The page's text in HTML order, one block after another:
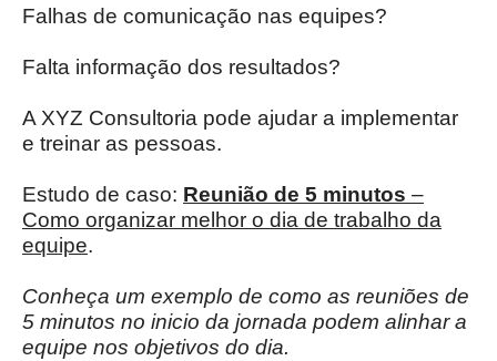
Falhas de comunicação nas equipes?
Falta informação dos resultados?
A XYZ Consultoria pode ajudar a implementar
e treinar as pessoas.
Estudo de caso: Reunião de 5 minutos –
Como organizar melhor o dia de trabalho da
equipe.
Conheça um exemplo de como as reuniões de
5 minutos no inicio da jornada podem alinhar a
equipe nos objetivos do dia.